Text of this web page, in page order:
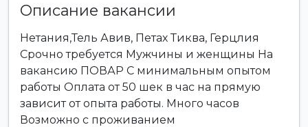
Описание вакансии
Нетания,Тель Авив, Петах Тиква, Герцлия
Срочно требуется Мужчины и женщины На
вакансию ПОВАР С минимальным опытом
работы Оплата от 50 шек в час на прямую
зависит от опыта работы. Много часов
Возможно с проживанием